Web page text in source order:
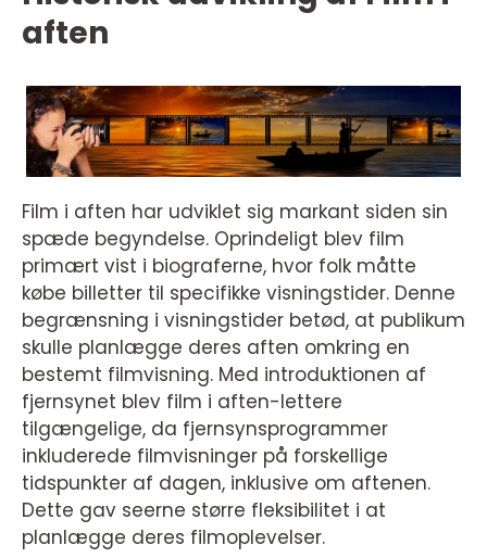
aften
Film i aften har udviklet sig markant siden sin
spæde begyndelse. Oprindeligt blev film
primært vist i biograferne, hvor folk måtte
købe billetter til specifikke visningstider. Denne
begrænsning i visningstider betød, at publikum
skulle planlægge deres aften omkring en
bestemt filmvisning. Med introduktionen af
fjernsynet blev film i aften-lettere
tilgængelige, da fjernsynsprogrammer
inkluderede filmvisninger på forskellige
tidspunkter af dagen, inklusive om aftenen.
Dette gav seerne større fleksibilitet i at
planlægge deres filmoplevelser.